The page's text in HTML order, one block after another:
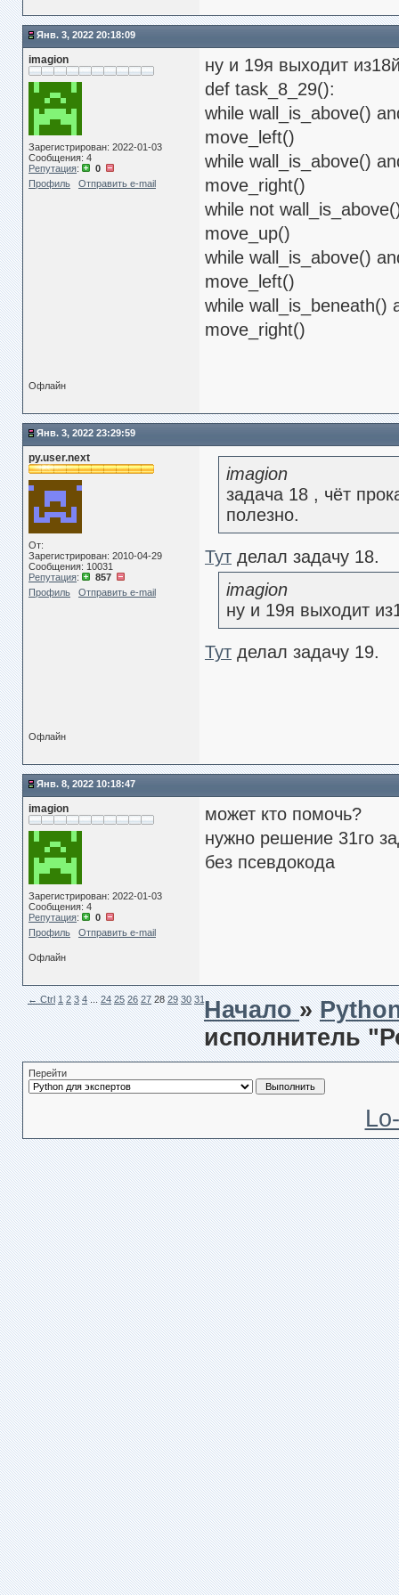
Янв. 3, 2022 20:18:09
imagion
Зарегистрирован: 2022-01-03
Сообщения: 4
Репутация:
0
Профиль
Отправить e-mail
ну и 19я выходит
def task_8_29():
while wall_is_above()
move_left()
while wall_is_above()
move_right()
while not
move_up()
while wall_is_above()
move_left()
while wall_is_beneath()
move_right()
Офлайн
Янв. 3, 2022 23:29:59
py.user.next
От:
Зарегистрирован: 2010-04-29
Сообщения: 10031
Репутация:
857
Профиль
Отправить e-mail
imagion
задача 18 , чёт
полезно.
Тут делал задачу 18.
imagion
ну и 19я выходит
Тут делал задачу 19.
Офлайн
Янв. 8, 2022 10:18:47
imagion
Зарегистрирован: 2022-01-03
Сообщения: 4
Репутация:
0
Профиль
Отправить e-mail
может кто помочь?
нужно решение 31го
без псевдокода
Офлайн
← Сtrl 1 2 3 4...24 25 26 27 28 29 30 31 Ctrl →
Начало»
исполнитель
Перейти